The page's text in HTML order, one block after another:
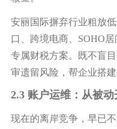
安丽国际摒弃行业粗放
口、跨境电商、 SOHO
专属财税方案。既不盲
审遗留风险，帮企业搭
2.3 账户运维：从被
现在的离岸竞争，早已